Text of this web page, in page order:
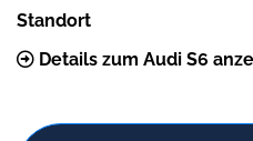
Standort
Details zum Audi S6